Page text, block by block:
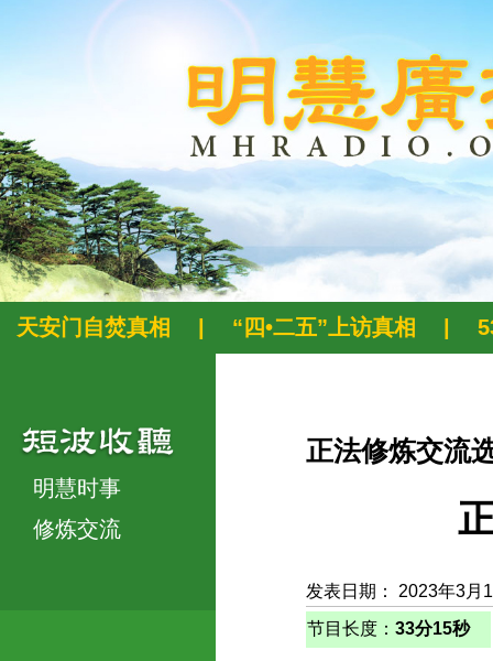
天安门自焚真相 “四•二五”上访真相
明慧时事
修炼交流
正法修炼交流
发表日期： 2023年3月
节目长度： 33分15秒